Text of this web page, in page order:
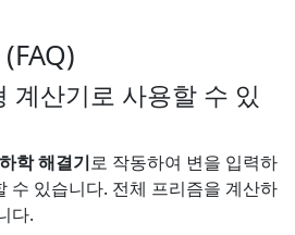
계산기로 사용할 수 있
학 해결기로 작동하여 변을 입력하
수 있습니다. 전체 프리즘을 계산하
다.